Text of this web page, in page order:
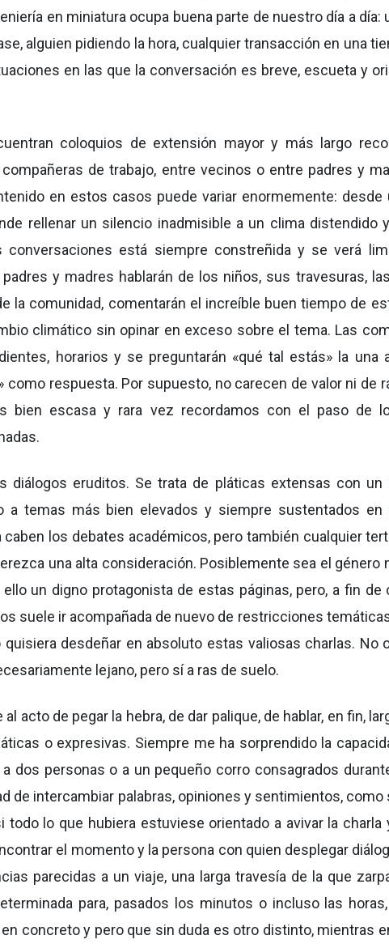
en miniatura ocupa buena parte de nuestro día a día:
alguien pidiendo la hora, cualquier transacción en una
en las que la conversación es breve, escueta y
coloquios de extensión mayor y más largo
de trabajo, entre vecinos o entre padres y
en estos casos puede variar enormemente: desde
rellenar un silencio inadmisible a un clima distendido
conversaciones está siempre constreñida y se verá
y madres hablarán de los niños, sus travesuras,
la comunidad, comentarán el increíble buen tiempo de
climático sin opinar en exceso sobre el tema. Las
horarios y se preguntarán «qué tal estás» la una
como respuesta. Por supuesto, no carecen de valor ni de
bien escasa y rara vez recordamos con el paso de
diálogos eruditos. Se trata de pláticas extensas con un
a temas más bien elevados y siempre sustentados en
los debates académicos, pero también cualquier
una alta consideración. Posiblemente sea el género
un digno protagonista de estas páginas, pero, a fin de
suele ir acompañada de nuevo de restricciones
desdeñar en absoluto estas valiosas charlas. No
lejano, pero sí a ras de suelo.
acto de pegar la hebra, de dar palique, de hablar, en fin,
o expresivas. Siempre me ha sorprendido la
dos personas o a un pequeño corro consagrados
de intercambiar palabras, opiniones y sentimientos, como
lo que hubiera estuviese orientado a avivar la charla
el momento y la persona con quien desplegar
parecidas a un viaje, una larga travesía de la que
para, pasados los minutos o incluso las horas,
concreto y pero que sin duda es otro distinto, mientras